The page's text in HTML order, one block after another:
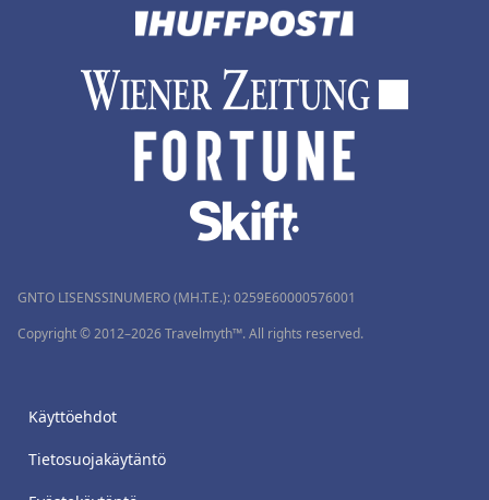
GNTO LISENSSINUMERO (MH.T.E.): 0259Ε60000576001
Copyright © 2012–2026 Travelmyth™. All rights reserved.
Käyttöehdot
Tietosuojakäytäntö